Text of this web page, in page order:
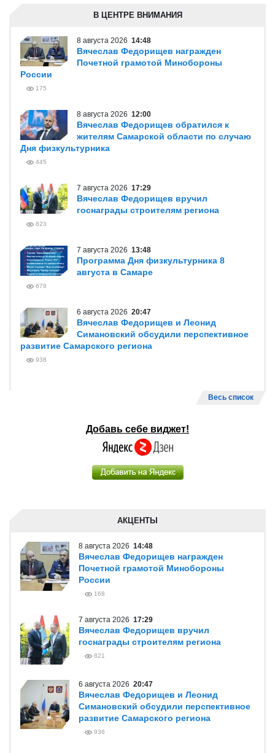
В ЦЕНТРЕ ВНИМАНИЯ
8 августа 2026 14:48
Вячеслав Федорищев награжден
Почетной грамотой Минобороны
России
175
8 августа 2026 12:00
Вячеслав Федорищев обратился к
жителям Самарской области по случаю
Дня физкультурника
445
7 августа 2026 17:29
Вячеслав Федорищев вручил
госнаграды строителям региона
823
7 августа 2026 13:48
Программа Дня физкультурника 8
августа в Самаре
678
6 августа 2026 20:47
Вячеслав Федорищев и Леонид
Симановский обсудили перспективное
развитие Самарского региона
938
Весь список
Добавь себе виджет!
АКЦЕНТЫ
8 августа 2026 14:48
Вячеслав Федорищев награжден
Почетной грамотой Минобороны
России
168
7 августа 2026 17:29
Вячеслав Федорищев вручил
госнаграды строителям региона
821
6 августа 2026 20:47
Вячеслав Федорищев и Леонид
Симановский обсудили перспективное
развитие Самарского региона
936